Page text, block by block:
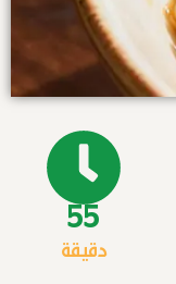
55
دقيقة